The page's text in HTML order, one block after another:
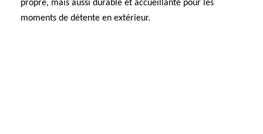
propre, mais aussi durable et accueillante pour les
moments de détente en extérieur.